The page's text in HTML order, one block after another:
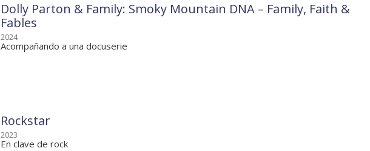
Dolly Parton & Family: Smoky Mountain DNA – Family, Faith &
Fables
2024
Acompañando a una docuserie
Rockstar
2023
En clave de rock